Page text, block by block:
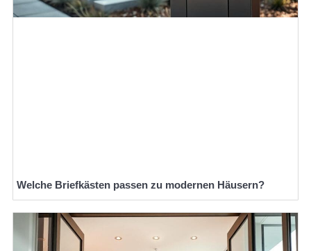
Welche Briefkästen passen zu modernen Häusern?